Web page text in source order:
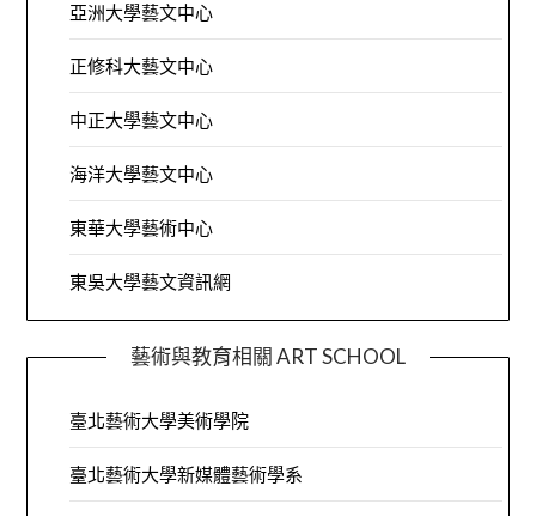
亞洲大學藝文中心
正修科大藝文中心
中正大學藝文中心
海洋大學藝文中心
東華大學藝術中心
東吳大學藝文資訊網
藝術與教育相關 ART SCHOOL
臺北藝術大學美術學院
臺北藝術大學新媒體藝術學系